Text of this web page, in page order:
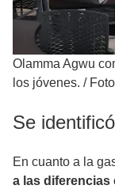
Olamma Agwu
los jóvenes. /
Se
En cuanto a la
a las diferencias